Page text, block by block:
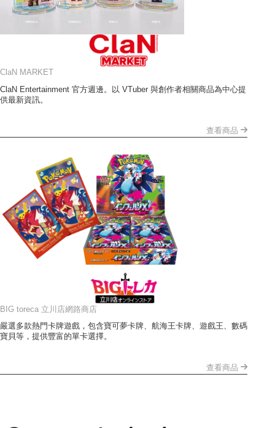
ClaN MARKET
ClaN Entertainment 官方週邊。以 VTuber 與創作者相關商品為中心提
供最新資訊。
查看商品
BIG toreca 立川店網路商店
嚴選多款熱門卡牌遊戲，包含寶可夢卡牌、航海王卡牌、遊戲王、數碼
寶貝等，提供豐富的單卡選擇。
查看商品